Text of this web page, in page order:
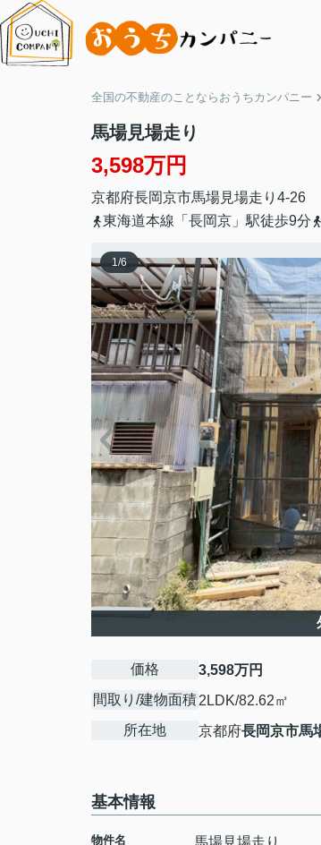
全国の不動産のことならおうちカンパニー
馬場見場走り
3,598万円
京都府長岡京市馬場見場走り4-26
東海道本線「長岡京」駅徒歩9分
1/6
価格
3,598万円
間取り/建物面積2LDK/82.62㎡
所在地
京都府長岡京市馬
基本情報
物件名 馬場見場走り